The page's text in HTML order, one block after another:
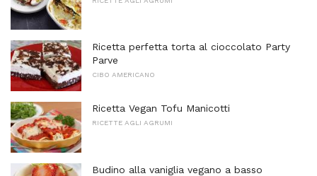
Ricetta perfetta torta al cioccolato Party
Parve
CIBO AMERICANO
Ricetta Vegan Tofu Manicotti
RICETTE AGLI AGRUMI
Budino alla vaniglia vegano a basso